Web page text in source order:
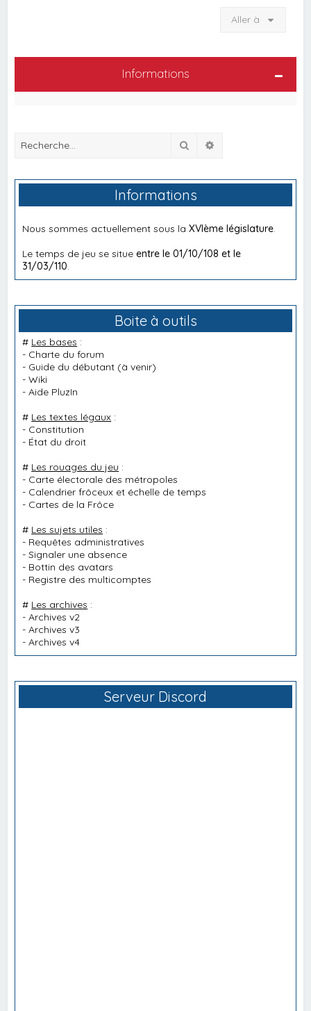
Aller à
Informations
Rechercher
Informations
Nous sommes actuellement sous laXVIème législature
Le temps de jeu se situeentre le 01/10/108 et le
31/03/110
Boite à outils
# Les bases :
- Charte du forum
- Guide du débutant (à venir)
-Wiki
-Aide PluzIn
# Les textes légaux :
- Constitution
- État du droit
# Les rouages du jeu :
- Carte électorale des métropoles
- Calendrier frôceux et échelle de temps
- Cartes de la Frôce
# Les sujets utiles :
- Requêtes administratives
-Signaler une absence
- Bottin des avatars
- Registre des multicomptes
# Les archives :
-Archives v2
-Archives v3
-Archives v4
Serveur Discord